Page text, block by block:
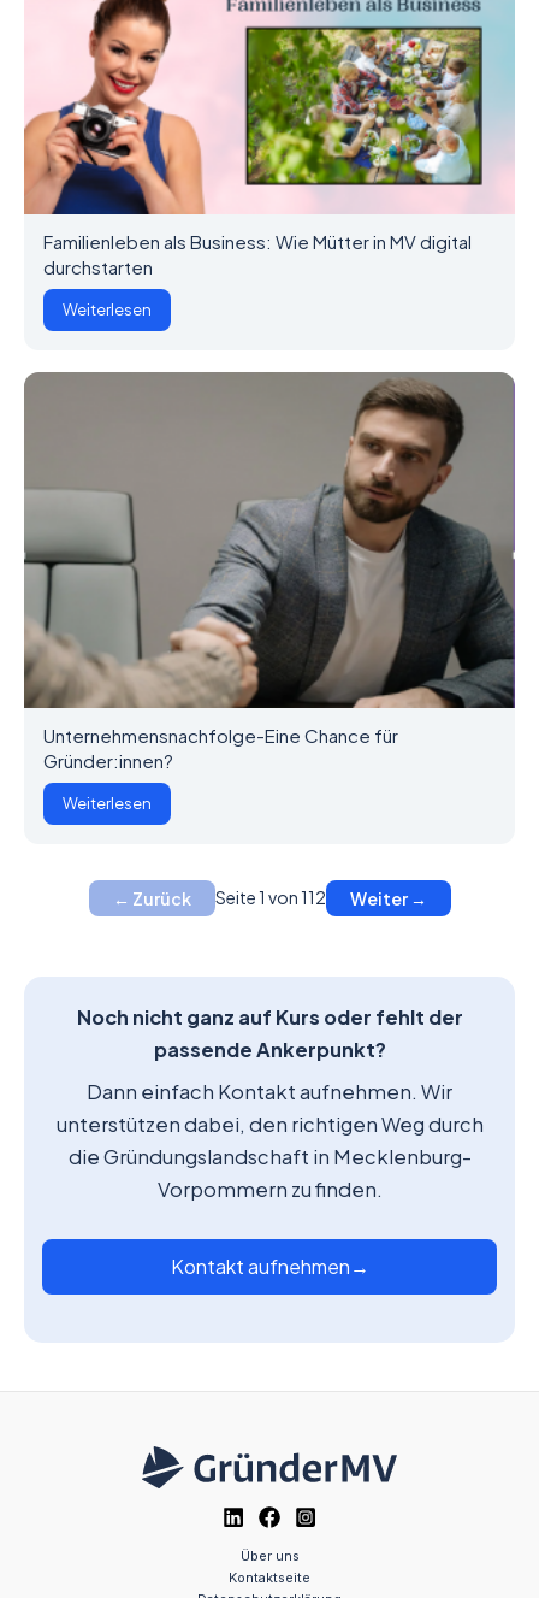
Familienleben als Business: Wie Mütter in MV digital
durchstarten
Weiterlesen
Unternehmensnachfolge-Eine Chance für
Gründer:innen?
Weiterlesen
← Zurück Seite 1 von 112 Weiter →
Noch nicht ganz auf Kurs oder fehlt der
passende Ankerpunkt?
Dann einfach Kontakt aufnehmen. Wir
unterstützen dabei, den richtigen Weg durch
die Gründungslandschaft in Mecklenburg-
Vorpommern zu finden.
Kontakt aufnehmen→
Über uns
Kontaktseite